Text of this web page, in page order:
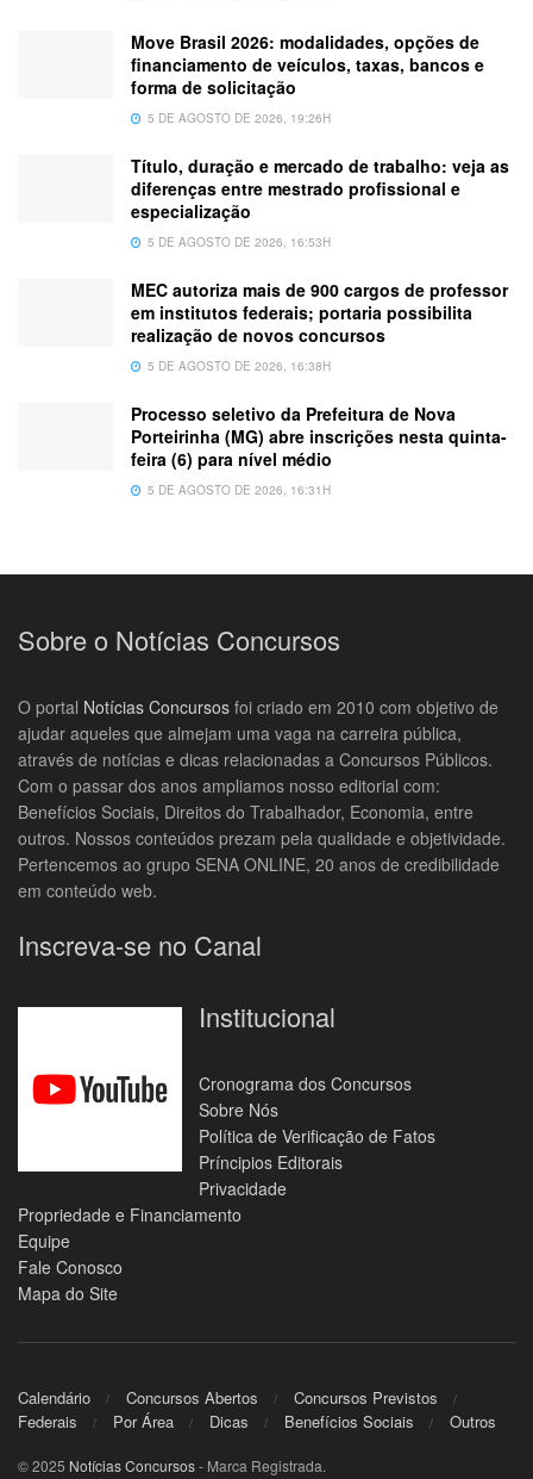
Move Brasil 2026: modalidades, opções de
financiamento de veículos, taxas, bancos e
forma de solicitação
5 DE AGOSTO DE 2026, 19:26H
Título, duração e mercado de trabalho: veja as
diferenças entre mestrado profissional e
especialização
5 DE AGOSTO DE 2026, 16:53H
MEC autoriza mais de 900 cargos de professor
em institutos federais; portaria possibilita
realização de novos concursos
5 DE AGOSTO DE 2026, 16:38H
Processo seletivo da Prefeitura de Nova
Porteirinha (MG) abre inscrições nesta quinta-
feira (6) para nível médio
5 DE AGOSTO DE 2026, 16:31H
Sobre o Notícias Concursos
O portal Notícias Concursos foi criado em 2010 com objetivo de
ajudar aqueles que almejam uma vaga na carreira pública,
através de notícias e dicas relacionadas a Concursos Públicos.
Com o passar dos anos ampliamos nosso editorial com:
Benefícios Sociais, Direitos do Trabalhador, Economia, entre
outros. Nossos conteúdos prezam pela qualidade e objetividade.
Pertencemos ao grupo SENA ONLINE, 20 anos de credibilidade
em conteúdo web.
Inscreva-se no Canal
Institucional
Cronograma dos Concursos
Sobre Nós
Política de Verificação de Fatos
Príncipios Editorais
Privacidade
Propriedade e Financiamento
Equipe
Fale Conosco
Mapa do Site
Calendário Concursos Abertos
Concursos Previstos
Federais
Por Área Dicas Benefícios Sociais Outros
© 2025 Notícias Concursos- Marca Registrada.